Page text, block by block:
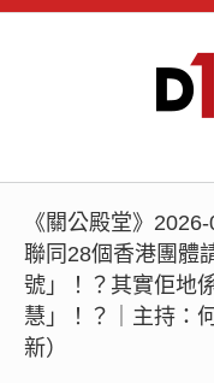
《關公殿堂》
聯同28個香港團體
號」！？其實佢地
慧」！？｜主持：
新）